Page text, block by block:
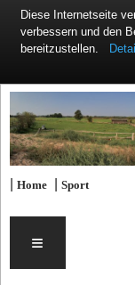
|Home |Sport
≡
Diese Internetseite
verbessern und den
bereitzustellen.